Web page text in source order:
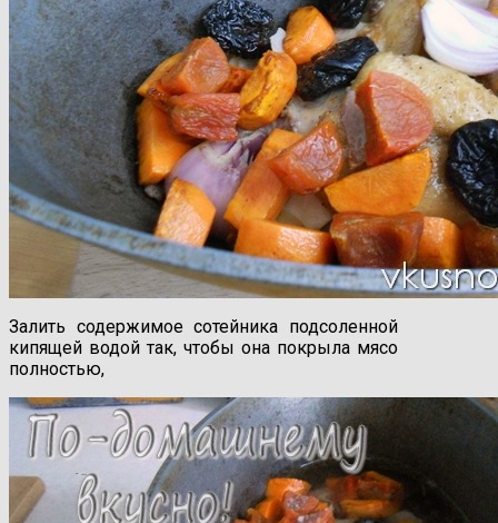
Залить содержимое сотейника подсоленной
кипящей водой так, чтобы она покрыла мясо
полностью,